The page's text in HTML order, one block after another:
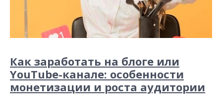
Как заработать на блоге или
YouTube-канале: особенности
монетизации и роста аудитории